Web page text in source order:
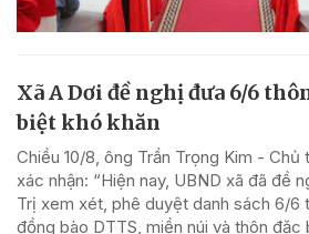
Xã A Dơi đề nghị đưa 6/6
biệt khó khăn
Chiều 10/8, ông Trần Trọng Kim - Chủ
xác nhận: “Hiện nay, UBND xã đã đề
Trị xem xét, phê duyệt danh sách 6/6
đồng bào DTTS, miền núi và thôn đặc